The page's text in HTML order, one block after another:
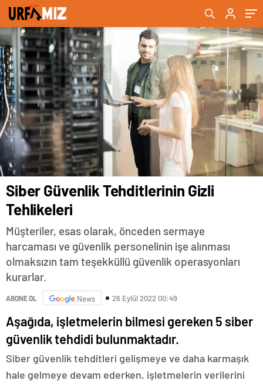
Siber Güvenlik Tehditlerinin Gizli
Tehlikeleri
Müşteriler, esas olarak, önceden sermaye
harcaması ve güvenlik personelinin işe alınması
olmaksızın tam teşekküllü güvenlik operasyonları
kurarlar.
ABONE OL News 26 Eylül 2022 00:49
Aşağıda, işletmelerin bilmesi gereken 5 siber
güvenlik tehdidi bulunmaktadır.
Siber güvenlik tehditleri gelişmeye ve daha karmaşık
hale gelmeye devam ederken, işletmelerin verilerini